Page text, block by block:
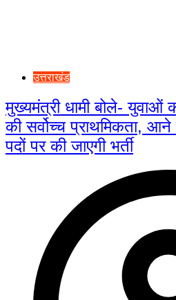
उत्तराखंड
मुख्यमंत्री धामी बोले- युवाओं
की सर्वोच्च प्राथमिकता, आने
पदों पर की जाएगी भर्ती